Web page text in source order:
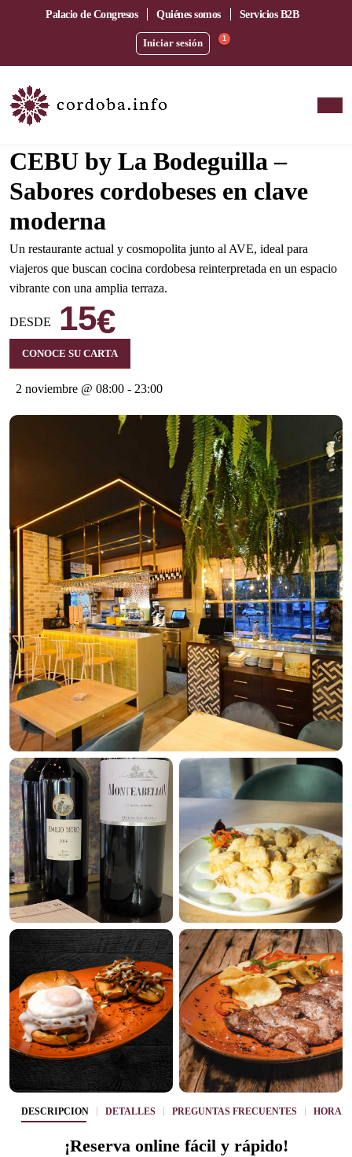
Palacio de Congresos Quiénes somos Servicios B2B
Iniciar sesión 1
CEBU by La Bodeguilla –
Sabores cordobeses en clave
moderna
Un restaurante actual y cosmopolita junto al AVE, ideal para
viajeros que buscan cocina cordobesa reinterpretada en un espacio
vibrante con una amplia terraza.
DESDE 15€
CONOCE SU CARTA
2 noviembre @ 08:00 - 23:00
DESCRIPCIÓN DETALLES PREGUNTAS FRECUENTES
¡Reserva online fácil y rápido!